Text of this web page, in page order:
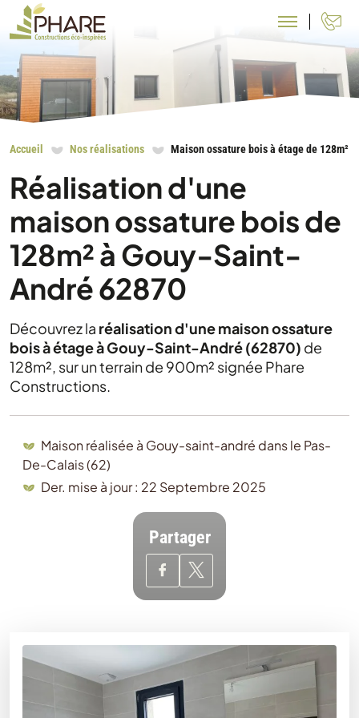
Accueil Nos réalisations Maison ossature bois à étage de 128m²
Réalisation d'une
maison ossature bois de
128m² à Gouy-Saint-
André 62870
Découvrez la réalisation d'une maison ossature
bois à étage à Gouy-Saint-André (62870) de
128m², sur un terrain de 900m² signée Phare
Constructions.
Maison réalisée à Gouy-saint-andré dans le Pas-
De-Calais (62)
Der. mise à jour : 22 Septembre 2025
Partager